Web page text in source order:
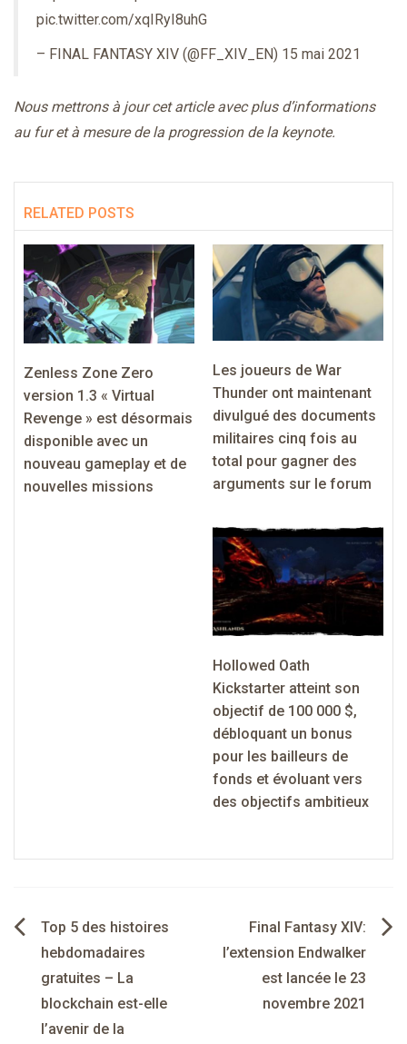
pic.twitter.com/xqIRyI8uhG
– FINAL FANTASY XIV (@FF_XIV_EN) 15 mai 2021
Nous mettrons à jour cet article avec plus d’informations
au fur et à mesure de la progression de la keynote.
RELATED POSTS
Zenless Zone Zero
version 1.3 « Virtual
Revenge » est désormais
disponible avec un
nouveau gameplay et de
nouvelles missions
Les joueurs de War
Thunder ont maintenant
divulgué des documents
militaires cinq fois au
total pour gagner des
arguments sur le forum
Hollowed Oath
Kickstarter atteint son
objectif de 100 000 $,
débloquant un bonus
pour les bailleurs de
fonds et évoluant vers
des objectifs ambitieux
Navigation
de
l’article
Top 5 des histoires
hebdomadaires
gratuites – La
blockchain est-elle
l’avenir de la
Final Fantasy XIV:
l’extension Endwalker
est lancée le 23
novembre 2021